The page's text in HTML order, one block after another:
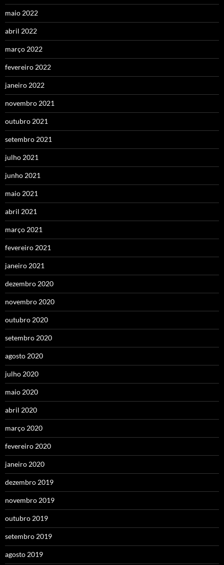
maio 2022
abril 2022
março 2022
fevereiro 2022
janeiro 2022
novembro 2021
outubro 2021
setembro 2021
julho 2021
junho 2021
maio 2021
abril 2021
março 2021
fevereiro 2021
janeiro 2021
dezembro 2020
novembro 2020
outubro 2020
setembro 2020
agosto 2020
julho 2020
maio 2020
abril 2020
março 2020
fevereiro 2020
janeiro 2020
dezembro 2019
novembro 2019
outubro 2019
setembro 2019
agosto 2019